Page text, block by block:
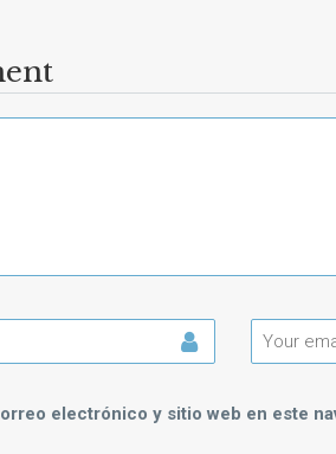
electrónico y sitio web en este